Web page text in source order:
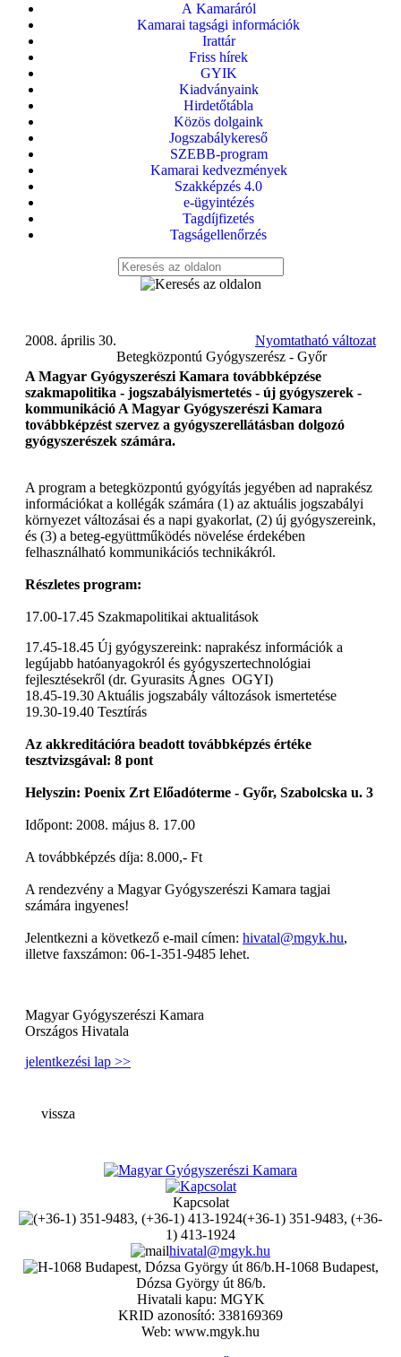
A Kamaráról
Kamarai tagsági információk
Irattár
Friss hírek
GYIK
Kiadványaink
Hirdetőtábla
Közös dolgaink
Jogszabálykereső
SZEBB-program
Kamarai kedvezmények
Szakképzés 4.0
e-ügyintézés
Tagdíjfizetés
Tagságellenőrzés
Nyomtatható változat
2008. április 30.
Betegközpontú Gyógyszerész - Győr
A Magyar Gyógyszerészi Kamara továbbképzése
szakmapolitika - jogszabályismertetés - új gyógyszerek -
kommunikáció A Magyar Gyógyszerészi Kamara
továbbképzést szervez a gyógyszerellátásban dolgozó
gyógyszerészek számára.
A program a betegközpontú gyógyítás jegyében ad naprakész
információkat a kollégák számára (1) az aktuális jogszabályi
környezet változásai és a napi gyakorlat, (2) új gyógyszereink,
és (3) a beteg-együttműködés növelése érdekében
felhasználható kommunikációs technikákról.
Részletes program:
17.00-17.45 Szakmapolitikai aktualitások
17.45-18.45 Új gyógyszereink: naprakész információk a
legújabb hatóanyagokról és gyógyszertechnológiai
fejlesztésekről (dr. Gyurasits Ágnes OGYI)
18.45-19.30 Aktuális jogszabály változások ismertetése
19.30-19.40 Tesztírás
Az akkreditációra beadott továbbképzés értéke
tesztvizsgával: 8 pont
Helyszin: Poenix Zrt Előadóterme - Győr, Szabolcska u. 3
Időpont: 2008. május 8. 17.00
A továbbképzés díja: 8.000,- Ft
A rendezvény a Magyar Gyógyszerészi Kamara tagjai
számára ingyenes!
Jelentkezni a következő e-mail címen: hivatal@mgyk.hu,
illetve faxszámon: 06-1-351-9485 lehet.
Magyar Gyógyszerészi Kamara
Országos Hivatala
jelentkezési lap >>
vissza
Kapcsolat
(+36-1) 351-9483, (+36-
1) 413-1924
hivatal@mgyk.hu
H-1068 Budapest,
Dózsa György út 86/b.
Hivatali kapu: MGYK
KRID azonosító: 338169369
Web: www.mgyk.hu